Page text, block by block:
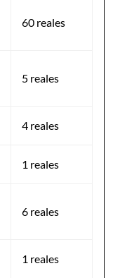
60 reales
5 reales
4 reales
1 reales
6 reales
1 reales